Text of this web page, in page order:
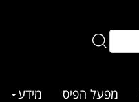
מפעל הפיס מידע